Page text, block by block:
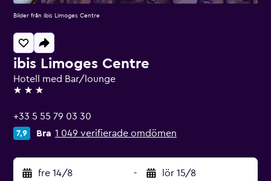
ibis Limoges Centre
Hotell med Bar/lounge
3 stjärnor
+33 5 55 79 03 30
7,9 Bra 1 049 verifierade omdömen
fre 14/8 - lör 15/8
Bilder från ibis Limoges Centre